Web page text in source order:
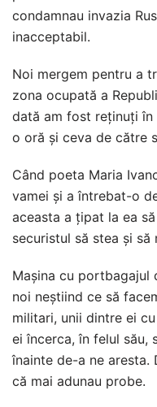
condamnau invazia
inacceptabil.
Noi mergem pentru a
zona ocupată a
dată am fost reținuți în
o oră și ceva de către
Când poeta Maria
vamei și a întrebat-o
aceasta a țipat la ea
securistul să stea și
Mașina cu portbagajul
noi neștiind ce să
militari, unii dintre ei
ei încerca, în felul său,
înainte de-a ne aresta.
că mai adunau probe.